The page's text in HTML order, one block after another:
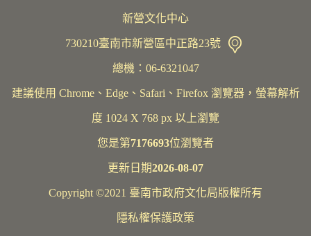
新營文化中心
730210臺南市新營區中正路23號
總機：06-6321047
建議使用 Chrome、Edge、Safari、Firefox 瀏覽器，螢幕解析
度 1024 X 768 px 以上瀏覽
您是第7176693位瀏覽者
更新日期2026-08-07
Copyright ©2021 臺南市政府文化局版權所有
隱私權保護政策